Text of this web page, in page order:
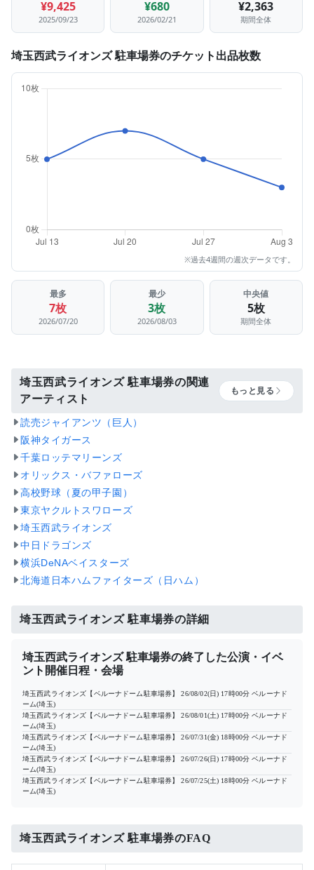
¥9,425
2025/09/23
¥680
2026/02/21
¥2,363
期間全体
埼玉西武ライオンズ 駐車場券のチケット出品枚数
※過去4週間の週次データです。
最多
7枚
2026/07/20
最少
3枚
2026/08/03
中央値
5枚
期間全体
埼玉西武ライオンズ 駐車場券の関連
アーティスト
もっと見る
読売ジャイアンツ（巨人）
阪神タイガース
千葉ロッテマリーンズ
オリックス・バファローズ
高校野球（夏の甲子園）
東京ヤクルトスワローズ
埼玉西武ライオンズ
中日ドラゴンズ
横浜DeNAベイスターズ
北海道日本ハムファイターズ（日ハム）
埼玉西武ライオンズ 駐車場券の詳細
埼玉西武ライオンズ 駐車場券の終了した公演・イベ
ント開催日程・会場
埼玉西武ライオンズ【ベルーナドーム駐車場券】 26/08/02(日) 17時00分 ベルーナド
ーム(埼玉)
埼玉西武ライオンズ【ベルーナドーム駐車場券】
26/08/01(土) 17時00分 ベルーナド
ーム(埼玉)
埼玉西武ライオンズ【ベルーナドーム駐車場券】
26/07/31(金) 18時00分 ベルーナド
ーム(埼玉)
埼玉西武ライオンズ【ベルーナドーム駐車場券】
26/07/26(日) 17時00分 ベルーナド
ーム(埼玉)
埼玉西武ライオンズ【ベルーナドーム駐車場券】
26/07/25(土) 18時00分 ベルーナド
ーム(埼玉)
埼玉西武ライオンズ 駐車場券のFAQ